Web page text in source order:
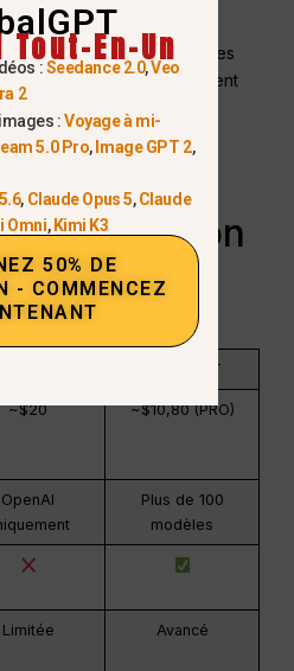
choix plus rentable
pour les
et les étudiants qui utilisent
vs
GlobalGPT
~$20 ~$10,80 (PRO)
OpenAI
Plus de 100
modèles
Limitée Avancé
En-Un
:Seedance 2.0,Veo
2
:Voyage à mi-
5.0 Pro, Image GPT 2,
, Claude Opus 5,Claude
Omni, Kimi K3
50% DE
- COMMENCEZ